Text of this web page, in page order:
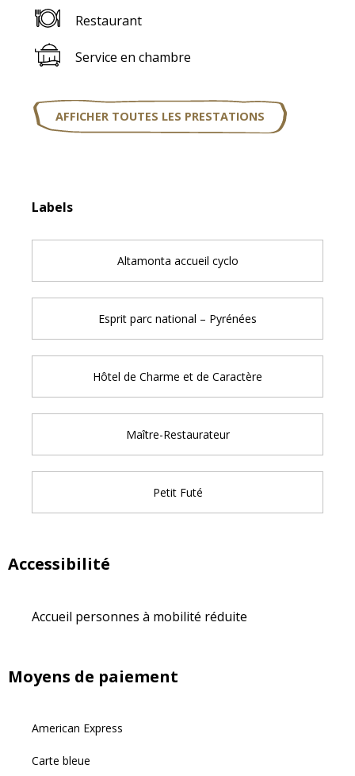
Restaurant
Service en chambre
AFFICHER TOUTES LES PRESTATIONS
Labels
Labels
Altamonta accueil cyclo
Esprit parc national – Pyrénées
Hôtel de Charme et de Caractère
Maître-Restaurateur
Petit Futé
Accessibilité
Accueil personnes à mobilité réduite
Moyens de paiement
American Express
Carte bleue